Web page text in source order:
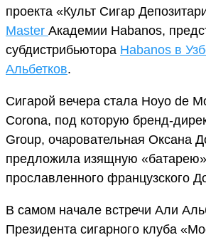
проекта «Культ Сигар
Master Академии Habanos,
субдистрибьютора Habanos в
Альбетков.
Сигарой вечера стала Hoyo de
Corona, под которую бренд-
Group, очаровательная Оксана
предложила изящную
прославленного французского
В самом начале встречи Али
Президента сигарного клуба